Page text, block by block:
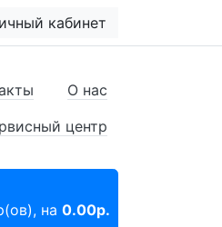
кабинет
О нас
центр
на 0.00р.